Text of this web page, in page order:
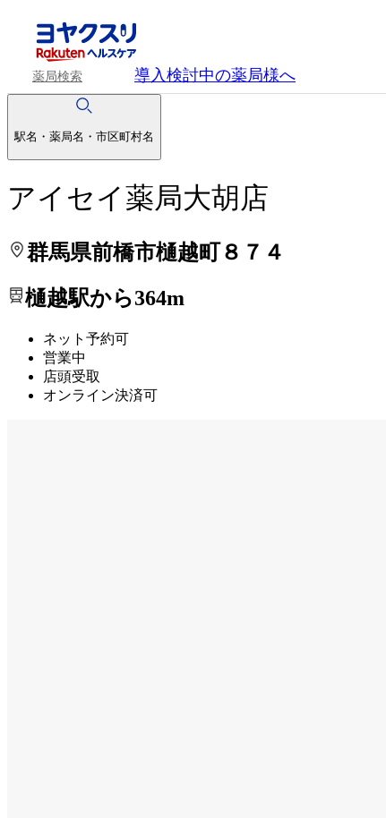
薬局検索 導入検討中の薬局様へ
駅名・薬局名・市区町村名
アイセイ薬局大胡店
群馬県前橋市樋越町８７４
樋越駅から364m
ネット予約可
営業中
店頭受取
オンライン決済可
処方せんを送って待ち時間を短く！
処方せんを送って待ち時間を短く！